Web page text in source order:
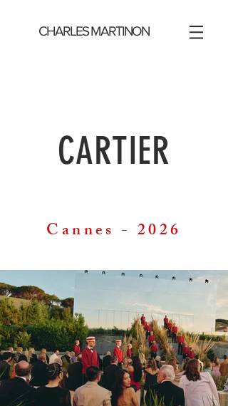
CHARLES MARTINON
CARTIER
Cannes - 2026